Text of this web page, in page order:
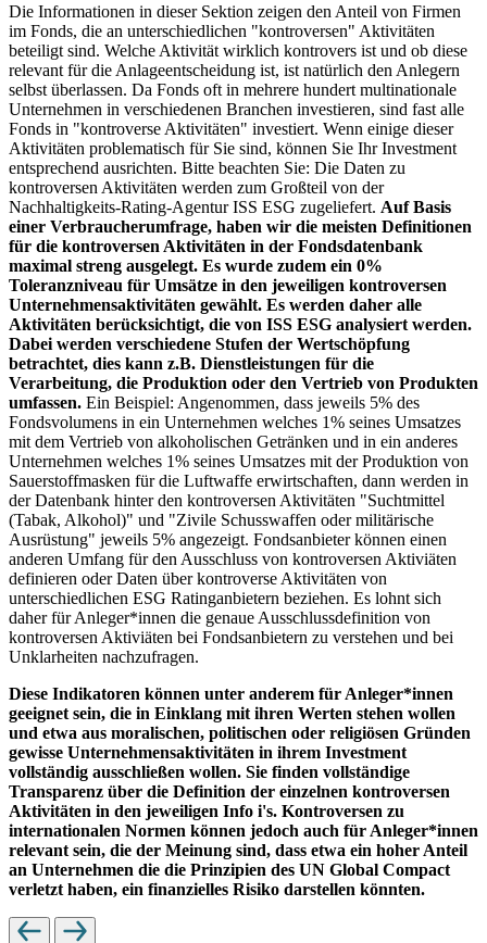
Die Informationen in dieser Sektion zeigen den Anteil von Firmen
im Fonds, die an unterschiedlichen "kontroversen" Aktivitäten
beteiligt sind. Welche Aktivität wirklich kontrovers ist und ob diese
relevant für die Anlageentscheidung ist, ist natürlich den Anlegern
selbst überlassen. Da Fonds oft in mehrere hundert multinationale
Unternehmen in verschiedenen Branchen investieren, sind fast alle
Fonds in "kontroverse Aktivitäten" investiert. Wenn einige dieser
Aktivitäten problematisch für Sie sind, können Sie Ihr Investment
entsprechend ausrichten. Bitte beachten Sie: Die Daten zu
kontroversen Aktivitäten werden zum Großteil von der
Nachhaltigkeits-Rating-Agentur ISS ESG zugeliefert. Auf Basis
einer Verbraucherumfrage, haben wir die meisten Definitionen
für die kontroversen Aktivitäten in der Fondsdatenbank
maximal streng ausgelegt. Es wurde zudem ein 0%
Toleranzniveau für Umsätze in den jeweiligen kontroversen
Unternehmensaktivitäten gewählt. Es werden daher alle
Aktivitäten berücksichtigt, die von ISS ESG analysiert werden.
Dabei werden verschiedene Stufen der Wertschöpfung
betrachtet, dies kann z.B. Dienstleistungen für die
Verarbeitung, die Produktion oder den Vertrieb von Produkten
umfassen. Ein Beispiel: Angenommen, dass jeweils 5% des
Fondsvolumens in ein Unternehmen welches 1% seines Umsatzes
mit dem Vertrieb von alkoholischen Getränken und in ein anderes
Unternehmen welches 1% seines Umsatzes mit der Produktion von
Sauerstoffmasken für die Luftwaffe erwirtschaften, dann werden in
der Datenbank hinter den kontroversen Aktivitäten "Suchtmittel
(Tabak, Alkohol)" und "Zivile Schusswaffen oder militärische
Ausrüstung" jeweils 5% angezeigt. Fondsanbieter können einen
anderen Umfang für den Ausschluss von kontroversen Aktiviäten
definieren oder Daten über kontroverse Aktivitäten von
unterschiedlichen ESG Ratinganbietern beziehen. Es lohnt sich
daher für Anleger*innen die genaue Ausschlussdefinition von
kontroversen Aktiviäten bei Fondsanbietern zu verstehen und bei
Unklarheiten nachzufragen.
Diese Indikatoren können unter anderem für Anleger*innen
geeignet sein, die in Einklang mit ihren Werten stehen wollen
und etwa aus moralischen, politischen oder religiösen Gründen
gewisse Unternehmensaktivitäten in ihrem Investment
vollständig ausschließen wollen. Sie finden vollständige
Transparenz über die Definition der einzelnen kontroversen
Aktivitäten in den jeweiligen Info i's. Kontroversen zu
internationalen Normen können jedoch auch für Anleger*innen
relevant sein, die der Meinung sind, dass etwa ein hoher Anteil
an Unternehmen die die Prinzipien des UN Global Compact
verletzt haben, ein finanzielles Risiko darstellen könnten.